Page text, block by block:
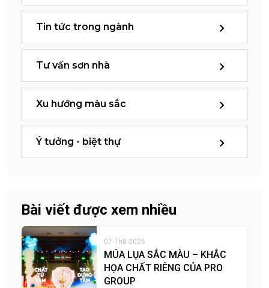
Tin tức trong ngành
Tư vấn sơn nhà
Xu hướng màu sắc
Ý tưởng - biệt thự
Bài viết được xem nhiều
07-Th8-2026
MÚA LỤA SẮC MÀU – KHẮC
HỌA CHẤT RIÊNG CỦA PRO
GROUP